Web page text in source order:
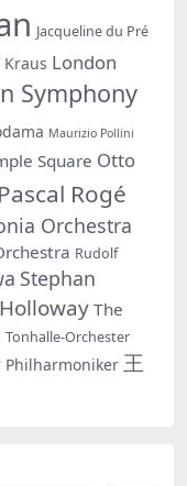
Jacqueline du Pré
Kraus London
Symphony
Maurizio Pollini
Square Otto
Pascal Rogé
Orchestra
Rudolf
Stephan
The
Tonhalle-Orchester
Philharmoniker 王